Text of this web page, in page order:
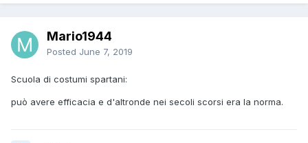
Mario1944
Posted June 7, 2019
Scuola di costumi spartani:
può avere efficacia e d'altronde nei secoli scorsi era la norma.